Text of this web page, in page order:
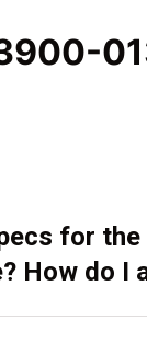
for
How do I